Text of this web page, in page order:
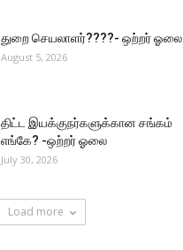
துறை செயலாளர்????- ஒற்றர் ஓலை
August 5, 2026
திட்ட இயக்குநர்களுக்கான சங்கம்
எங்கே? -ஒற்றர் ஓலை
July 30, 2026
Load more